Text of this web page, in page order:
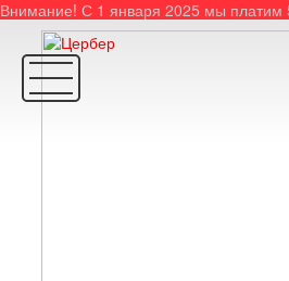
Внимание! С 1 января 2025 мы